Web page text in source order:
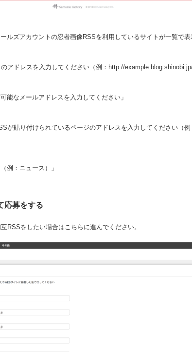
ルズアカウントの忍者画像RSSを利用しているサイトが一覧で
のアドレスを入力してください（例：http://
能なメールアドレスを入力してください」
が貼り付けられているページのアドレスを入力してください（例
例：ニュース）」
応募をする
RSSをしたい場合はこちらに進んでください。